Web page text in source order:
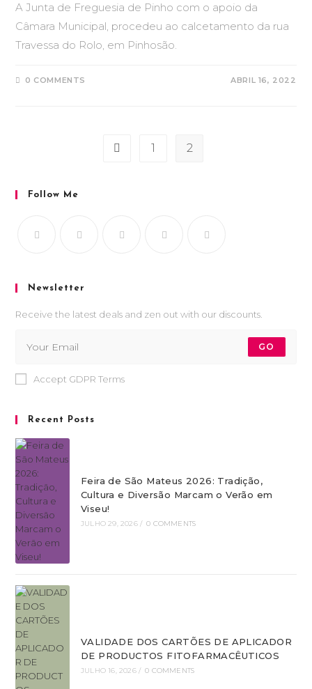
A Junta de Freguesia de Pinho com o apoio da
Câmara Municipal, procedeu ao calcetamento da rua
Travessa do Rolo, em Pinhosão.
0 COMMENTS ABRIL 16, 2022
1 2
Follow Me
Newsletter
Receive the latest deals and zen out with our discounts.
GO
Accept GDPR Terms
Recent Posts
Feira de São Mateus 2026: Tradição,
Cultura e Diversão Marcam o Verão em
Viseu!
JULHO 29, 2026 / 0 COMMENTS
VALIDADE DOS CARTÕES DE APLICADOR
DE PRODUCTOS FITOFARMACÊUTICOS
JULHO 16, 2026 / 0 COMMENTS